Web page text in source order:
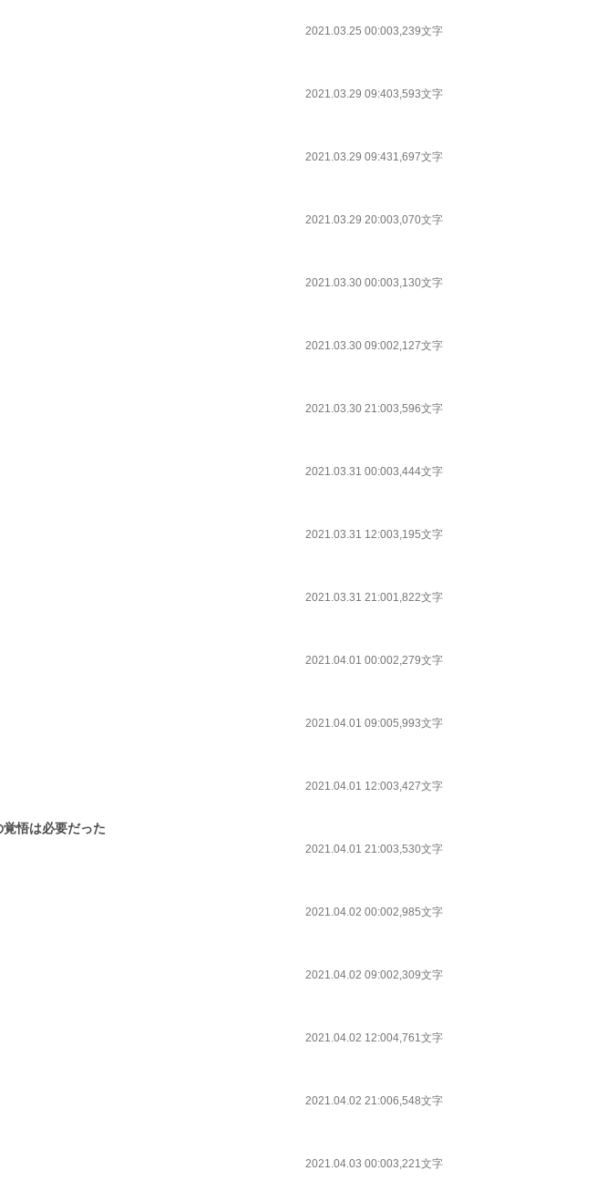
2021.03.25 00:003,239文字
2021.03.29 09:403,593文字
2021.03.29 09:431,697文字
2021.03.29 20:003,070文字
2021.03.30 00:003,130文字
2021.03.30 09:002,127文字
2021.03.30 21:003,596文字
2021.03.31 00:003,444文字
2021.03.31 12:003,195文字
2021.03.31 21:001,822文字
2021.04.01 00:002,279文字
2021.04.01 09:005,993文字
2021.04.01 12:003,427文字
悟は必要だった
2021.04.01 21:003,530文字
2021.04.02 00:002,985文字
2021.04.02 09:002,309文字
2021.04.02 12:004,761文字
2021.04.02 21:006,548文字
2021.04.03 00:003,221文字